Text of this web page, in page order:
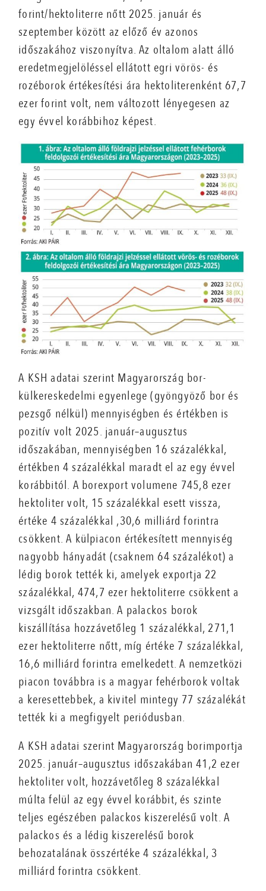
forint/hektoliterre nőtt 2025. január és
szeptember között az előző év azonos
időszakához viszonyítva. Az oltalom alatt álló
eredetmegjelöléssel ellátott egri vörös- és
rozéborok értékesítési ára hektoliterenként 67,7
ezer forint volt, nem változott lényegesen az
egy évvel korábbihoz képest.
A KSH adatai szerint Magyarország bor-
külkereskedelmi egyenlege (gyöngyöző bor és
pezsgő nélkül) mennyiségben és értékben is
pozitív volt 2025. január–augusztus
időszakában, mennyiségben 16 százalékkal,
értékben 4 százalékkal maradt el az egy évvel
korábbitól. A borexport volumene 745,8 ezer
hektoliter volt, 15 százalékkal esett vissza,
értéke 4 százalékkal ,30,6 milliárd forintra
csökkent. A kül­piacon értékesített mennyiség
nagyobb hányadát (csaknem 64 százalékot) a
lédig borok tették ki, amelyek exportja 22
százalékkal, 474,7 ezer hektoliterre csökkent a
vizsgált időszakban. A palackos borok
kiszállítása hozzávetőleg 1 százalékkal, 271,1
ezer hektoliterre nőtt, míg értéke 7 százalékkal,
16,6 milliárd forintra emelkedett. A nemzetközi
piacon továbbra is a magyar fehérborok voltak
a keresettebbek, a kivitel mintegy 77 százalékát
tették ki a megfigyelt periódusban.
A KSH adatai szerint Magyarország borimportja
2025. január–augusztus időszakában 41,2 ezer
hektoliter volt, hozzávetőleg 8 százalékkal
múlta felül az egy évvel korábbit, és szinte
teljes egészében palackos kiszerelésű volt. A
palackos és a lédig kiszerelésű borok
behozatalának összértéke 4 százalékkal, 3
milliárd forintra csökkent.